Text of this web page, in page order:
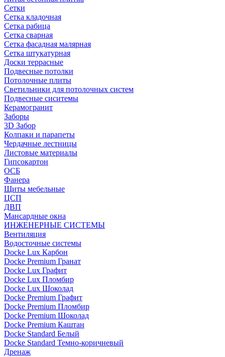
Сетки
Сетка кладочная
Сетка рабица
Сетка сварная
Сетка фасадная малярная
Сетка штукатурная
Доски террасные
Подвесные потолки
Потолочные плиты
Светильники для потолочных систем
Подвесные сиситемы
Керамогранит
Заборы
3D Забор
Колпаки и парапеты
Чердачные лестницы
Листовые материалы
Гипсокартон
ОСБ
Фанера
Щиты мебельные
ЦСП
ДВП
Мансардные окна
ИНЖЕНЕРНЫЕ СИСТЕМЫ
Вентиляция
Водосточные системы
Docke Lux Карбон
Docke Premium Гранат
Docke Lux Графит
Docke Lux Пломбир
Docke Lux Шоколад
Docke Premium Графит
Docke Premium Пломбир
Docke Premium Шоколад
Docke Premium Каштан
Docke Standard Белый
Docke Standard Темно-коричневый
Дренаж